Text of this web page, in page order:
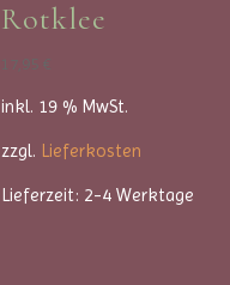
Rotklee
17,95 €
inkl. 19 % MwSt.
zzgl. Lieferkosten
Lieferzeit: 2-4 Werktage